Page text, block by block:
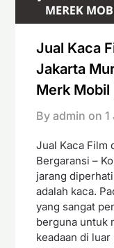
Jual Kaca
Jakarta
Merk
By admin on 1
Jual Kaca Film
Bergaransi –
jarang
adalah kaca.
yang sangat
berguna untuk
keadaan di